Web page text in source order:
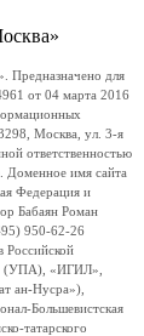
для
от 04 марта 2016
Москва, ул. 3-я
ответственностью
имя сайта
Федерация и
Бабаян Роман
950-62-26
Российской
(УПА), «ИГИЛ»,
ан-Нусра»),
Большевистская
татарского